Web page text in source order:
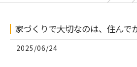
家づくりで大切なのは、住んで
2025/06/24